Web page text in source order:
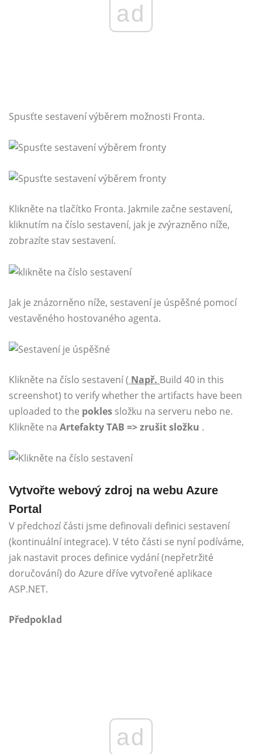
ad
Spusťte sestavení výběrem možnosti Fronta.
Klikněte na tlačítko Fronta. Jakmile začne sestavení,
kliknutím na číslo sestavení, jak je zvýrazněno níže,
zobrazíte stav sestavení.
Jak je znázorněno níže, sestavení je úspěšné pomocí
vestavěného hostovaného agenta.
Klikněte na číslo sestavení ( Např. Build 40 in this
screenshot) to verify whether the artifacts have been
uploaded to the pokles složku na serveru nebo ne.
Klikněte na Artefakty TAB => zrušit složku .
Vytvořte webový zdroj na webu Azure
Portal
V předchozí části jsme definovali definici sestavení
(kontinuální integrace). V této části se nyní podíváme,
jak nastavit proces definice vydání (nepřetržité
doručování) do Azure dříve vytvořené aplikace
ASP.NET.
Předpoklad
ad